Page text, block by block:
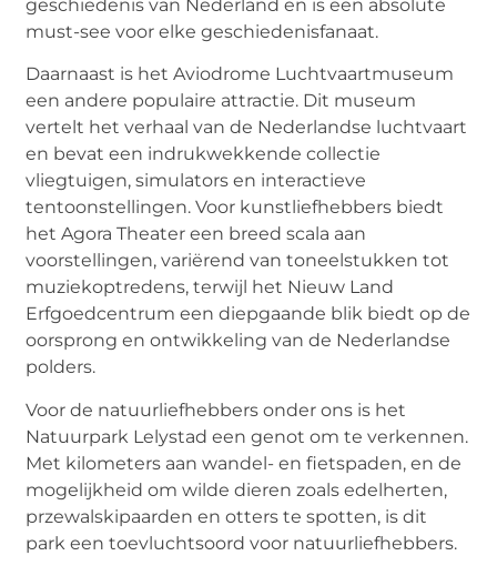
geschiedenis van Nederland en is een absolute
must-see voor elke geschiedenisfanaat.
Daarnaast is het Aviodrome Luchtvaartmuseum
een andere populaire attractie. Dit museum
vertelt het verhaal van de Nederlandse luchtvaart
en bevat een indrukwekkende collectie
vliegtuigen, simulators en interactieve
tentoonstellingen. Voor kunstliefhebbers biedt
het Agora Theater een breed scala aan
voorstellingen, variërend van toneelstukken tot
muziekoptredens, terwijl het Nieuw Land
Erfgoedcentrum een diepgaande blik biedt op de
oorsprong en ontwikkeling van de Nederlandse
polders.
Voor de natuurliefhebbers onder ons is het
Natuurpark Lelystad een genot om te verkennen.
Met kilometers aan wandel- en fietspaden, en de
mogelijkheid om wilde dieren zoals edelherten,
przewalskipaarden en otters te spotten, is dit
park een toevluchtsoord voor natuurliefhebbers.